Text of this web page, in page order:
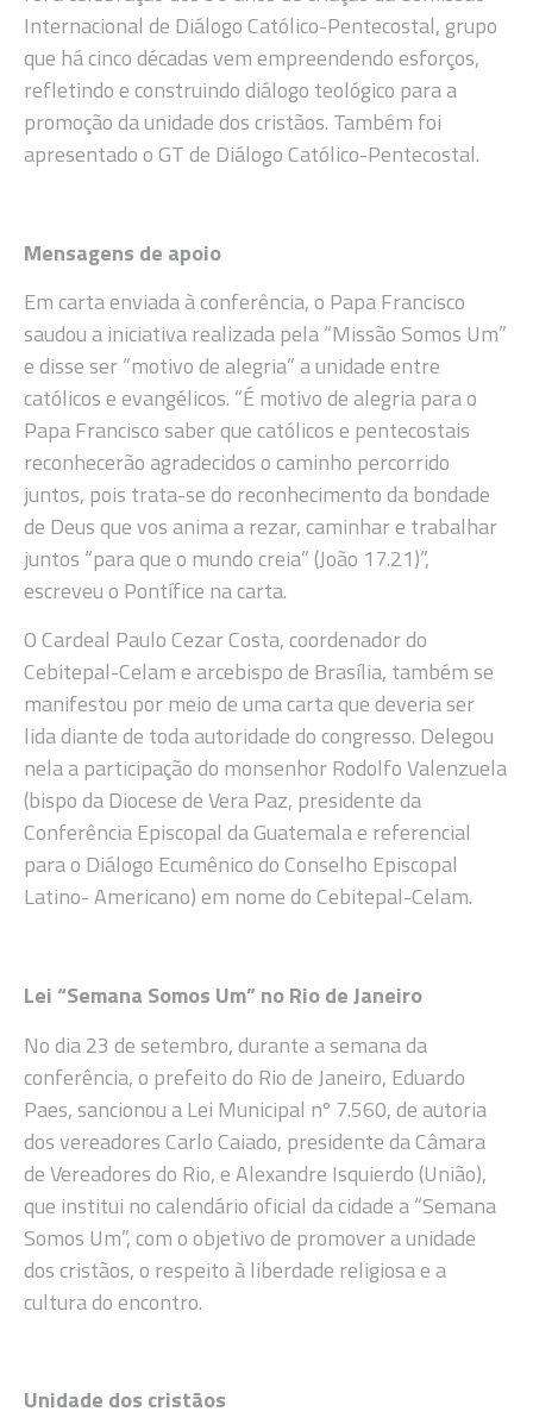
Internacional de Diálogo Católico-Pentecostal, grupo
que há cinco décadas vem empreendendo esforços,
refletindo e construindo diálogo teológico para a
promoção da unidade dos cristãos. Também foi
apresentado o GT de Diálogo Católico-Pentecostal.
Mensagens de apoio
Em carta enviada à conferência, o Papa Francisco
saudou a iniciativa realizada pela “Missão Somos Um”
e disse ser “motivo de alegria” a unidade entre
católicos e evangélicos. “É motivo de alegria para o
Papa Francisco saber que católicos e pentecostais
reconhecerão agradecidos o caminho percorrido
juntos, pois trata-se do reconhecimento da bondade
de Deus que vos anima a rezar, caminhar e trabalhar
juntos “para que o mundo creia” (João 17.21)”,
escreveu o Pontífice na carta.
O Cardeal Paulo Cezar Costa, coordenador do
Cebitepal-Celam e arcebispo de Brasília, também se
manifestou por meio de uma carta que deveria ser
lida diante de toda autoridade do congresso. Delegou
nela a participação do monsenhor Rodolfo Valenzuela
(bispo da Diocese de Vera Paz, presidente da
Conferência Episcopal da Guatemala e referencial
para o Diálogo Ecumênico do Conselho Episcopal
Latino- Americano) em nome do Cebitepal-Celam.
Lei “Semana Somos Um” no Rio de Janeiro
No dia 23 de setembro, durante a semana da
conferência, o prefeito do Rio de Janeiro, Eduardo
Paes, sancionou a Lei Municipal nº 7.560, de autoria
dos vereadores Carlo Caiado, presidente da Câmara
de Vereadores do Rio, e Alexandre Isquierdo (União),
que institui no calendário oficial da cidade a “Semana
Somos Um”, com o objetivo de promover a unidade
dos cristãos, o respeito à liberdade religiosa e a
cultura do encontro.
Unidade dos cristãos